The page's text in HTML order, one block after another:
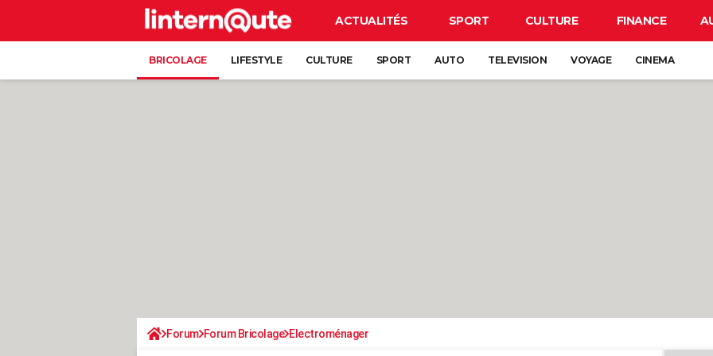
ACTUALITÉS SPORT CULTURE FINANCE
BRICOLAGE LIFESTYLE CULTURE SPORT AUTO TELEVISION VOYAGE CINEMA
Forum Forum Bricolage Electroménager